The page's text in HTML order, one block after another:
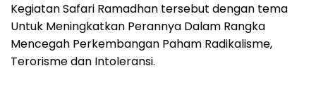
Kegiatan Safari Ramadhan tersebut dengan tema
Untuk Meningkatkan Perannya Dalam Rangka
Mencegah Perkembangan Paham Radikalisme,
Terorisme dan Intoleransi.